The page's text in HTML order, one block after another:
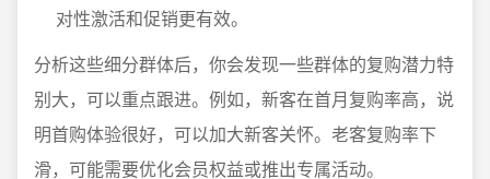
对性激活和促销更有效。
分析这些细分群体后，你会发现一些群体的复购潜力特
别大，可以重点跟进。例如，新客在首月复购率高，说
明首购体验很好，可以加大新客关怀。老客复购率下
滑，可能需要优化会员权益或推出专属活动。